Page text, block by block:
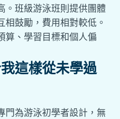
。班級游泳班則提供團體
相鼓勵，費用相對較低。
算、學習目標和個人偏
這樣從未學過
門為游泳初學者設計，無